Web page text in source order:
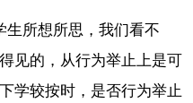
生所想所思，我们看不
见的，从行为举止上是可
学较按时，是否行为举止